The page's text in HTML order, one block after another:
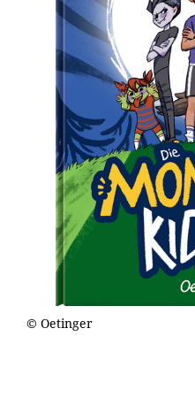
© Oetinger